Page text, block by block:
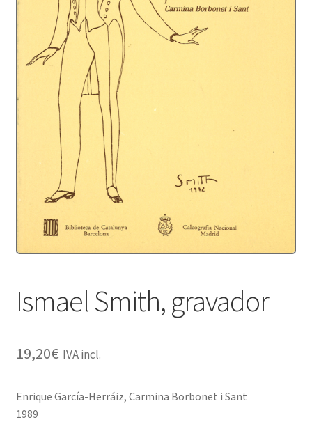
Payment
Protecció de dades
Termes i condicions
Ismael Smith, gravador
19,20€ IVA incl.
Enrique García-Herráiz, Carmina Borbonet i Sant
1989